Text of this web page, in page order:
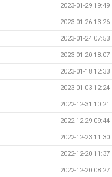
2023-01-29 19:49
2023-01-26 13:26
2023-01-24 07:53
2023-01-20 18:07
2023-01-18 12:33
2023-01-03 12:24
2022-12-31 10:21
2022-12-29 09:44
2022-12-23 11:30
2022-12-20 11:37
2022-12-20 08:27